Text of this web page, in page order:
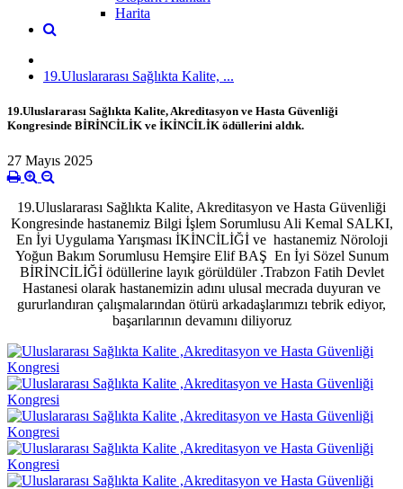
Harita
19.Uluslararası Sağlıkta Kalite, ...
19.Uluslararası Sağlıkta Kalite, Akreditasyon ve Hasta Güvenliği
Kongresinde BİRİNCİLİK ve İKİNCİLİK ödüllerini aldık.
27 Mayıs 2025
19.Uluslararası Sağlıkta Kalite, Akreditasyon ve Hasta Güvenliği
Kongresinde hastanemiz Bilgi İşlem Sorumlusu Ali Kemal SALKI,
En İyi Uygulama Yarışması İKİNCİLİĞİ ve hastanemiz Nöroloji
Yoğun Bakım Sorumlusu Hemşire Elif BAŞ En İyi Sözel Sunum
BİRİNCİLİĞİ ödüllerine layık görüldüler .Trabzon Fatih Devlet
Hastanesi olarak hastanemizin adını ulusal mecrada duyuran ve
gururlandıran çalışmalarından ötürü arkadaşlarımızı tebrik ediyor,
başarılarının devamını diliyoruz